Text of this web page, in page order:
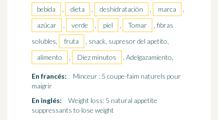
bebida
, dieta , deshidratación , marca
,
azúcar
, verde , piel , Tomar
, fibras
solubles,
fruta
, snack, supresor del apetito,
alimento
, Diez minutos , Adelgazamiento,
En francés:
Minceur : 5 coupe-faim naturels pour
maigrir
En inglés:
Weight loss: 5 natural appetite
suppressants to lose weight